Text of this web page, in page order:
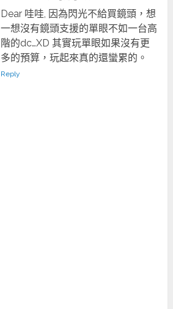
Dear 哇哇, 因為閃光不給買鏡頭，想
一想沒有鏡頭支援的單眼不如一台高
階的dc…XD 其實玩單眼如果沒有更
多的預算，玩起來真的還蠻累的。
Reply